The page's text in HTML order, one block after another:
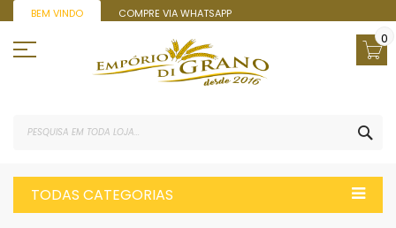
Pular
para
conteúdo
BEM VINDO COMPRE VIA WHATSAPP
0
TODAS CATEGORIAS